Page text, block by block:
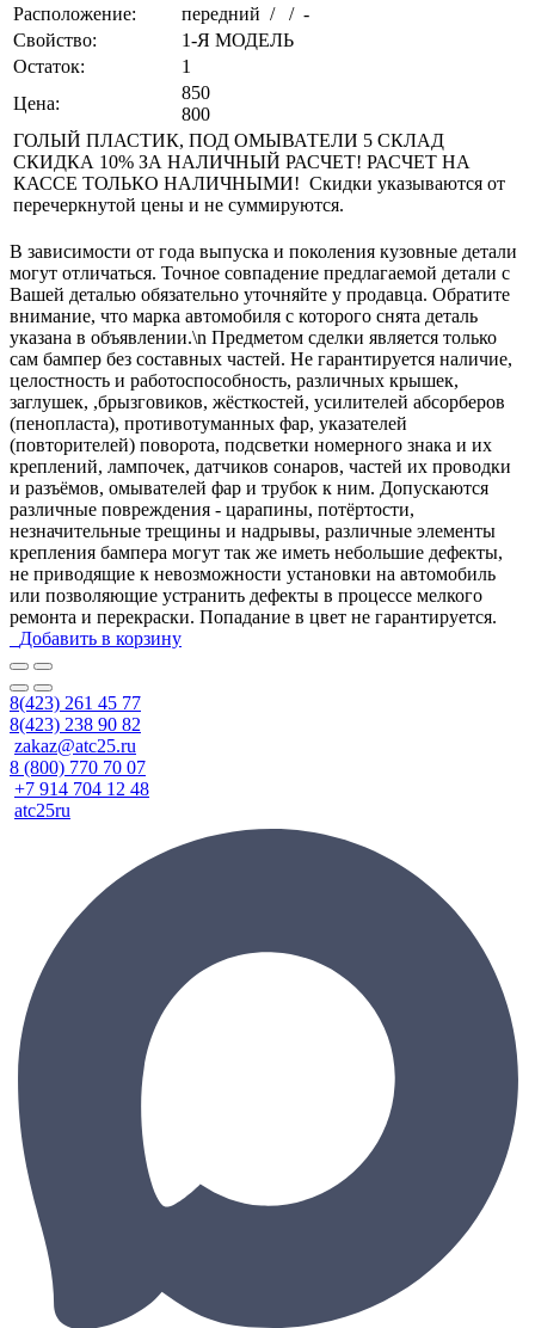
Расположение:
передний / / -
Свойство:
1-Я МОДЕЛЬ
Остаток:
1
Цена:
850
800
ГОЛЫЙ ПЛАСТИК, ПОД ОМЫВАТЕЛИ 5 СКЛАД
СКИДКА 10% ЗА НАЛИЧНЫЙ РАСЧЕТ! РАСЧЕТ НА
КАССЕ ТОЛЬКО НАЛИЧНЫМИ! Скидки указываются от
перечеркнутой цены и не суммируются.
В зависимости от года выпуска и поколения кузовные детали
могут отличаться. Точное совпадение предлагаемой детали с
Вашей деталью обязательно уточняйте у продавца. Обратите
внимание, что марка автомобиля с которого снята деталь
указана в объявлении.\n Предметом сделки является только
сам бампер без составных частей. Не гарантируется наличие,
целостность и работоспособность, различных крышек,
заглушек, ,брызговиков, жёсткостей, усилителей абсорберов
(пенопласта), противотуманных фар, указателей
(повторителей) поворота, подсветки номерного знака и их
креплений, лампочек, датчиков сонаров, частей их проводки
и разъёмов, омывателей фар и трубок к ним. Допускаются
различные повреждения - царапины, потёртости,
незначительные трещины и надрывы, различные элементы
крепления бампера могут так же иметь небольшие дефекты,
не приводящие к невозможности установки на автомобиль
или позволяющие устранить дефекты в процессе мелкого
ремонта и перекраски. Попадание в цвет не гарантируется.
Добавить в корзину
8(423) 261 45 77
8(423) 238 90 82
zakaz@atc25.ru
8 (800) 770 70 07
+7 914 704 12 48
atc25ru